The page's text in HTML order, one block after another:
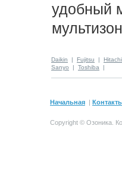
удобный
Daikin | Fujitsu | Hitachi
Sanyo | Toshiba |
Начальная |
Copyright © Озоника.